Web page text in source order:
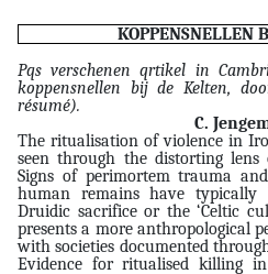
KOPPENSNELLEN
Pqs verschenen qrtikel in
koppensnellen bij de Kelten,
résumé).
C.
The ritualisation of violence in
seen through the distorting lens
Signs of perimortem trauma
human remains have typically
Druidic sacrifice or the ‘Celtic
presents a more anthropological
with societies documented
Evidence for ritualised killing